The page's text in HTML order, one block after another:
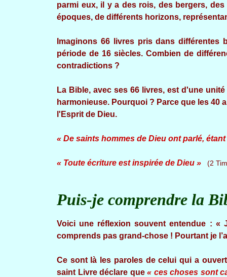
parmi eux, il y a des rois, des bergers,
époques, de différents horizons,
Imaginons 66 livres pris dans
période de 16 siècles. Combien de
contradictions ?
La Bible, avec ses 66 livres, est d'une
harmonieuse. Pourquoi ? Parce que les 40
l'Esprit de Dieu.
« De saints hommes de Dieu ont parlé,
« Toute écriture est inspirée de Dieu » (2
Puis-je comprendre la
Voici une réflexion souvent entendue : «
comprends pas grand-chose ! Pourtant je
Ce sont là les paroles de celui qui a
saint Livre déclare que « ces choses sont